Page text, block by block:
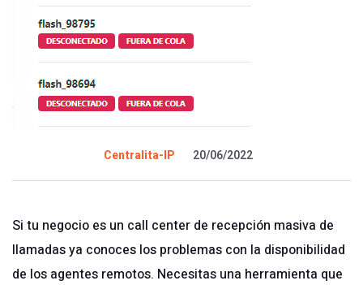
Centralita-IP 20/06/2022
Si tu negocio es un call center de recepción masiva de
llamadas ya conoces los problemas con la disponibilidad
de los agentes remotos. Necesitas una herramienta que